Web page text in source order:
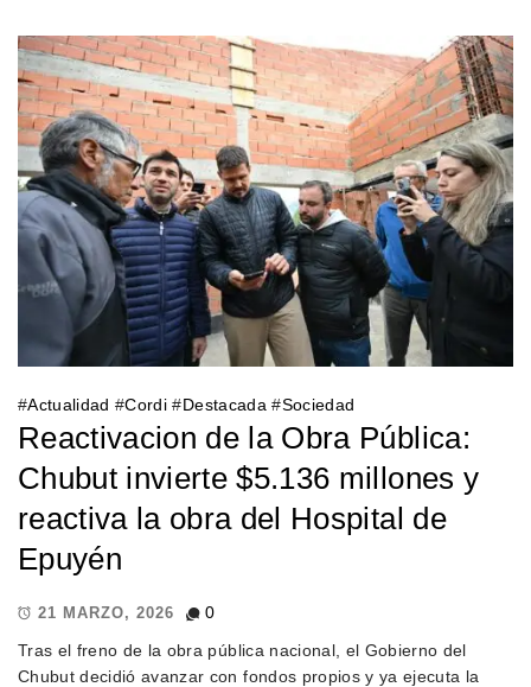
#Actualidad #Cordi #Destacada #Sociedad
Reactivacion de la Obra Pública:
Chubut invierte $5.136 millones y
reactiva la obra del Hospital de
Epuyén
21 MARZO, 2026
0
Tras el freno de la obra pública nacional, el Gobierno del
Chubut decidió avanzar con fondos propios y ya ejecuta la